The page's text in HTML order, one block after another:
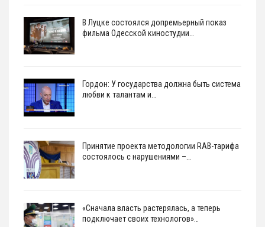
В Луцке состоялся допремьерный показ
фильма Одесской киностудии…
Гордон: У государства должна быть система
любви к талантам и…
Принятие проекта методологии RAB-тарифа
состоялось с нарушениями –…
«Сначала власть растерялась, а теперь
подключает своих технологов»…